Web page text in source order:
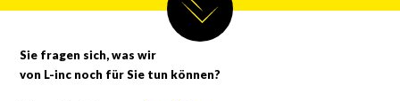
Sie fragen sich, was wir
von L-inc noch für Sie tun können?